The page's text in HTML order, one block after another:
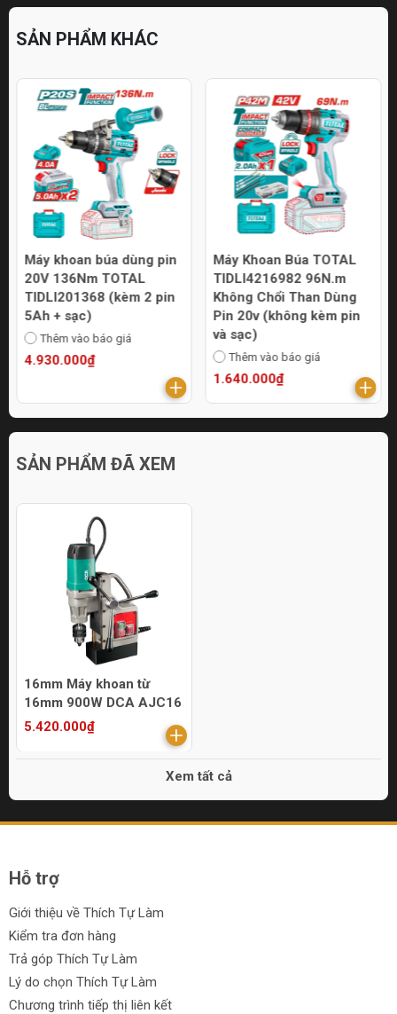
SẢN PHẨM KHÁC
Máy khoan búa dùng pin
20V 136Nm TOTAL
TIDLI201368 (kèm 2 pin
5Ah + sạc)
Thêm vào báo giá
4.930.000₫
Máy Khoan Búa TOTAL
TIDLI4216982 96N.m
Không Chổi Than Dùng
Pin 20v (không kèm pin
và sạc)
Thêm vào báo giá
1.640.000₫
SẢN PHẨM ĐÃ XEM
16mm Máy khoan từ
16mm 900W DCA AJC16
5.420.000₫
Xem tất cả
Hỗ trợ
Giới thiệu về Thích Tự Làm
Kiểm tra đơn hàng
Trả góp Thích Tự Làm
Lý do chọn Thích Tự Làm
Chương trình tiếp thị liên kết